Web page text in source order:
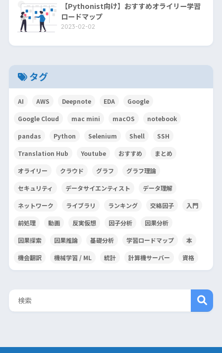
【Pythonist向け】おすすめオライリー学習
ロードマップ
2023-02-02
タグ
AI AWS Deepnote EDA Google
Google Cloud mac mini macOS notebook
pandas Python Selenium Shell SSH
Translation Hub Youtube おすすめ まとめ
オライリー クラウド グラフ グラフ理論
セキュリティ データサイエンティスト データ理解
ネットワーク ライブラリ ランキング 交絡因子 入門
前処理 動画 反実仮想 因子分析 因果分析
因果探索 因果推論 基礎分析 学習ロードマップ 本
機会翻訳 機械学習 / ML 統計 計算機サーバー 資格